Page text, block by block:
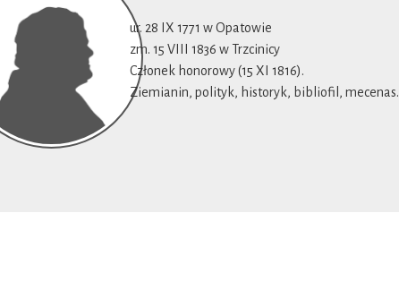
ur. 28 IX 1771 w Opatowie
zm. 15 VIII 1836 w Trzcinicy
Członek honorowy (15 XI 1816).
Ziemianin, polityk, historyk, bibliofil, mecenas.